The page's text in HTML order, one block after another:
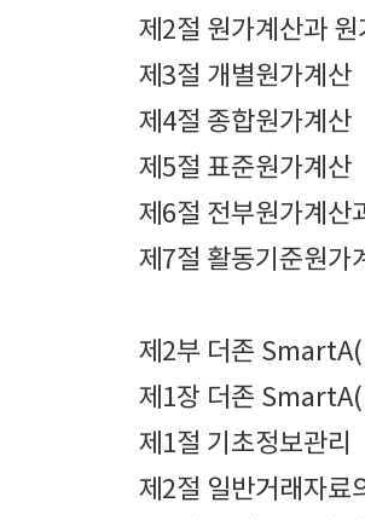
제2절 원가계산과
제3절 개별원가계산
제4절 종합원가계산
제5절 표준원가계산
제6절 전부원가계산
제7절 활동기준원가
제2부 더존
제1장 더존
제1절 기초정보관리
제2절 일반거래자료